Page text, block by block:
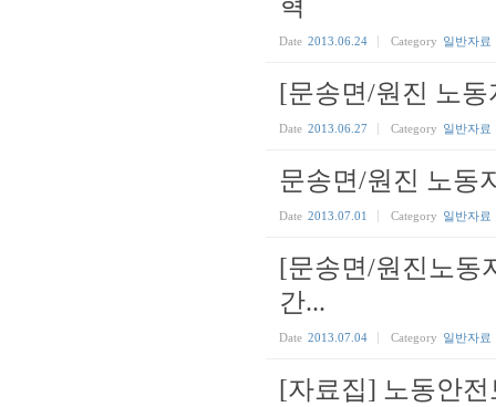
Date 2013.06.24 Category 일반자료
[문송면/원진 노동
Date 2013.06.27 Category 일반자료
문송면/원진 노동
Date 2013.07.01 Category 일반자료
[문송면/원진노동
간...
Date 2013.07.04 Category 일반자료
[자료집] 노동안